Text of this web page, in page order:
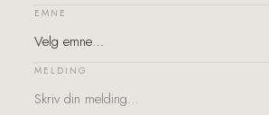
EMNE
MELDING